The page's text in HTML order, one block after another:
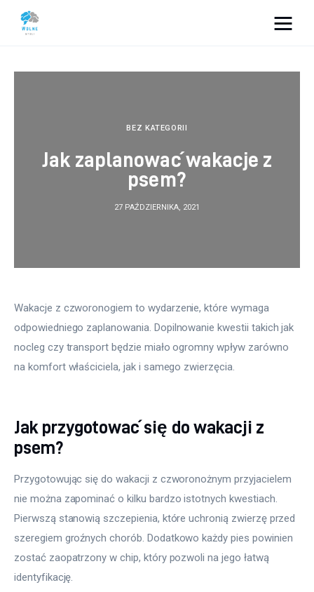
Dom i ogród
Więcej
BEZ KATEGORII
Jak zaplanować wakacje z
psem?
27 PAŹDZIERNIKA, 2021
Wakacje z czworonogiem to wydarzenie, które wymaga
odpowiedniego zaplanowania. Dopilnowanie kwestii takich jak
nocleg czy transport będzie miało ogromny wpływ zarówno
na komfort właściciela, jak i samego zwierzęcia.
Jak przygotować się do wakacji z
psem?
Przygotowując się do wakacji z czworonożnym przyjacielem
nie można zapominać o kilku bardzo istotnych kwestiach.
Pierwszą stanowią szczepienia, które uchronią zwierzę przed
szeregiem groźnych chorób. Dodatkowo każdy pies powinien
zostać zaopatrzony w chip, który pozwoli na jego łatwą
identyfikację.